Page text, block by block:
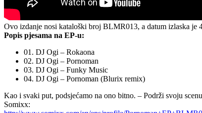
Ovo izdanje nosi kataloški broj BLMR013, a datum izlaska je
Popis pjesama na EP-u:
01. DJ Ogi – Rokaona
02. DJ Ogi – Pornoman
03. DJ Ogi – Funky Music
04. DJ Ogi – Pornoman (Blurix remix)
Kao i svaki put, podsjećamo na ono bitno. – Podrži svoju
Somixx: